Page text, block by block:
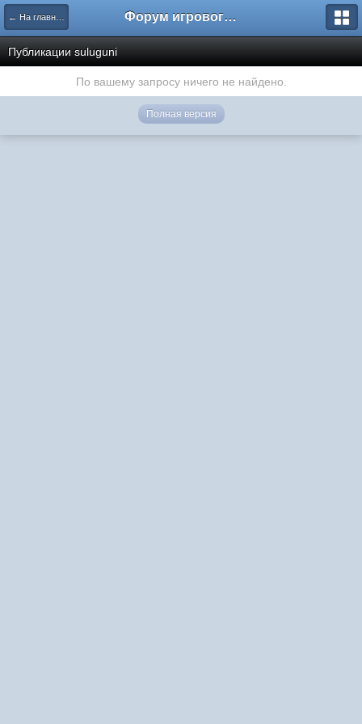
← На главную Форум игрового проекта Riverrise
Публикации suluguni
По вашему запросу ничего не найдено.
Полная версия